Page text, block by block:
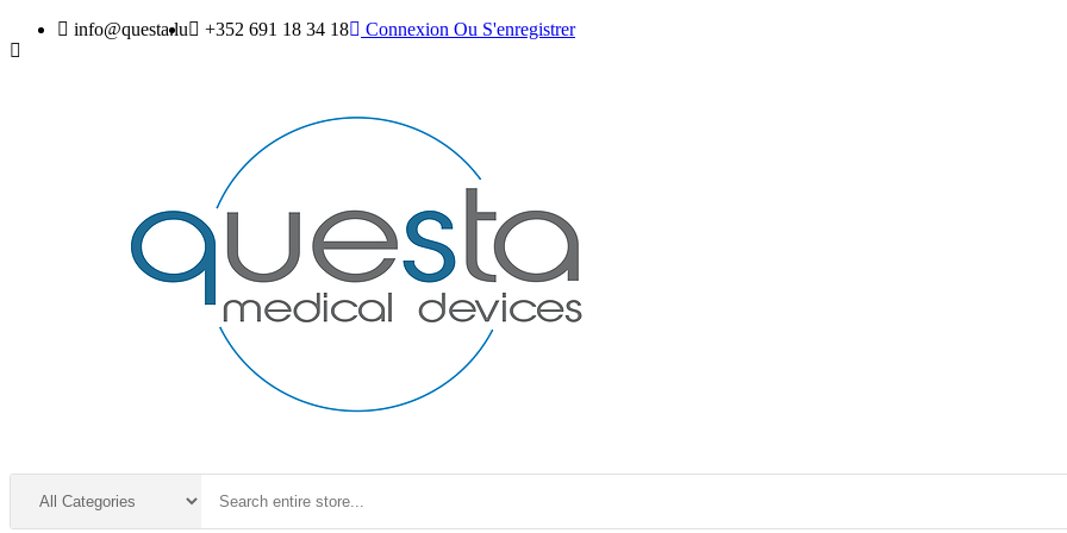
info@questa.lu +352 691 18 34 18 Connexion Ou S'enregistrer